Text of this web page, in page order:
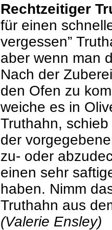
Rechtzeitiger
für einen
vergessen”
aber wenn man
Nach der
den Ofen zu
weiche es in
Truthahn,
der
zu- oder
einen sehr
haben. Nimm
Truthahn aus
(Valerie Ensley)